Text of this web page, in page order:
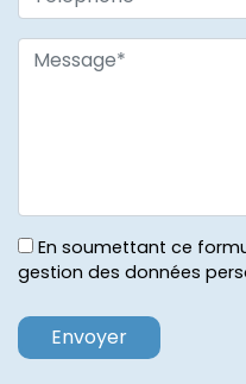
En soumettant ce
gestion des données